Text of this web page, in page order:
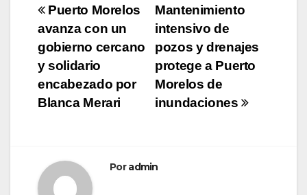
Navegación
de
entradas
Mantenimiento
intensivo de
pozos y drenajes
protege a Puerto
Morelos de
inundaciones
Puerto Morelos
avanza con un
gobierno cercano
y solidario
encabezado por
Blanca Merari
Poradmin